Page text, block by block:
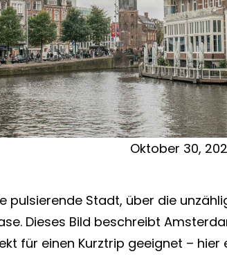
Oktober 30,
pulsierende Stadt, über die
Dieses Bild beschreibt
für einen Kurztrip geeignet –